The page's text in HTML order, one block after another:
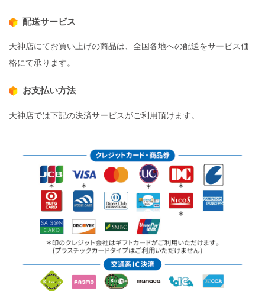
配送サービス
天神店にてお買い上げの商品は、全国各地への配送をサービス価
格にて承ります。
お支払い方法
天神店では下記の決済サービスがご利用頂けます。